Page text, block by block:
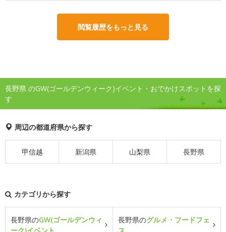
閲覧履歴をもっと見る
長野県 のGW(ゴールデンウィーク)イベント・おでかけスポットを探
す
周辺の都道府県から探す
甲信越 新潟県 山梨県 長野県
カテゴリから探す
長野県のGW(ゴールデンウィ
ーク)イベント
長野県のグルメ・フードフェ
ス